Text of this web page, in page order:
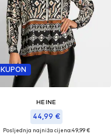
KUPON
HEINE
44,99 €
Posljednja najniža cijena:49,99 €